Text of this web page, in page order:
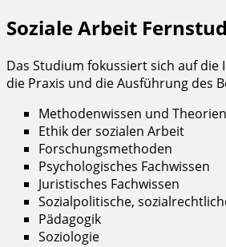
Soziale Arbeit
Das Studium fokussiert sich auf
die Praxis und die Ausführung des
Methodenwissen und Theorien
Ethik der sozialen Arbeit
Forschungsmethoden
Psychologisches Fachwissen
Juristisches Fachwissen
Sozialpolitische,
Pädagogik
Soziologie